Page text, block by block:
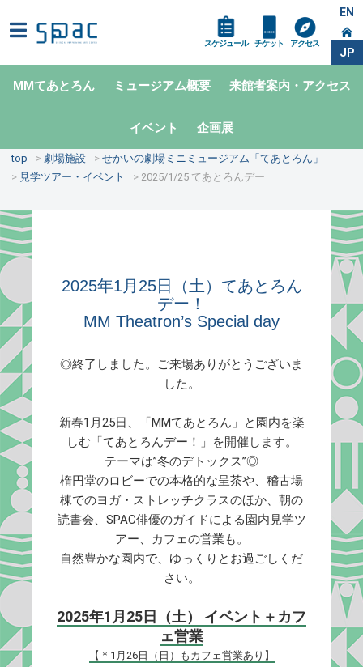
EN
JP
スケジュール チケット アクセス
MMてあとろん ミュージアム概要 来館者案内・アクセス
イベント 企画展
top 劇場施設
せかいの劇場ミニミュージアム「てあとろん」
見学ツアー・イベント
2025/1/25 てあとろんデー
2025年1月25日（土）てあとろん
デー！
MM Theatron’s Special day
◎終了しました。ご来場ありがとうございま
した。
新春1月25日、「MMてあとろん」と園内を楽
しむ「てあとろんデー！」を開催します。
テーマは”冬のデトックス”◎
楕円堂のロビーでの本格的な呈茶や、稽古場
棟でのヨガ・ストレッチクラスのほか、朝の
読書会、SPAC俳優のガイドによる園内見学ツ
アー、カフェの営業も。
自然豊かな園内で、ゆっくりとお過ごしくだ
さい。
2025年1月25日（土） イベント＋カフ
ェ営業
【＊1月26日（日）もカフェ営業あり】